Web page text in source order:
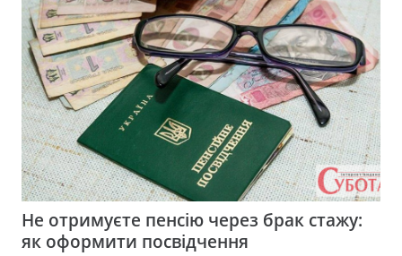
Не отримуєте пенсію через брак стажу:
як оформити посвідчення